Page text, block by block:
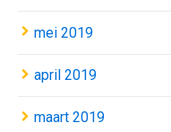
mei 2019
april 2019
maart 2019